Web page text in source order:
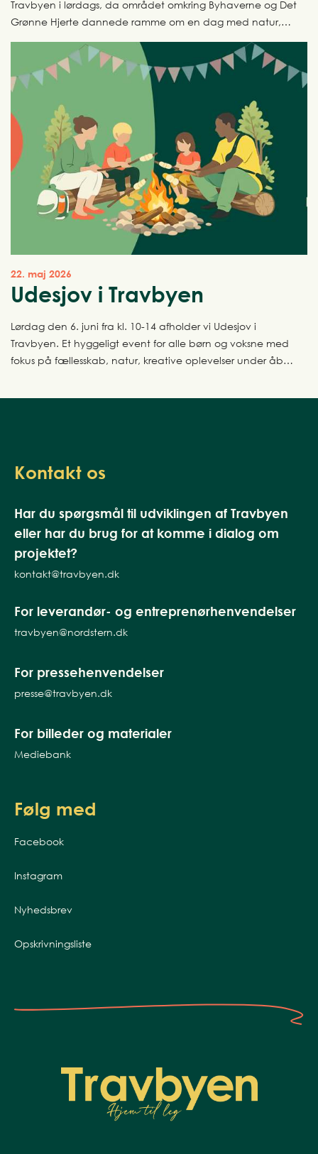
Travbyen i lørdags, da området omkring Byhaverne og Det
Grønne Hjerte dannede ramme om en dag med natur,
22. maj 2026
Udesjov i Travbyen
Lørdag den 6. juni fra kl. 10-14 afholder vi Udesjov i
Travbyen. Et hyggeligt event for alle børn og voksne med
fokus på fællesskab, natur, kreative oplevelser under åben
Kontakt os
Har du spørgsmål til udviklingen af Travbyen
eller har du brug for at komme i dialog om
projektet?
kontakt@travbyen.dk
For leverandør- og entreprenørhenvendelser
travbyen@nordstern.dk
For pressehenvendelser
presse@travbyen.dk
For billeder og materialer
Mediebank
Følg med
Facebook
Instagram
Nyhedsbrev
Opskrivningsliste